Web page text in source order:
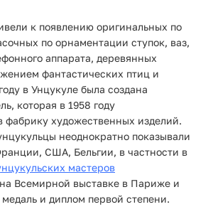
к появлению оригинальных по
по орнаментации ступок, ваз,
аппарата, деревянных
фантастических птиц и
в Унцукуле была создана
которая в 1958 году
фабрику художественных изделий.
неоднократно показывали
США, Бельгии, в частности в
мастеров
Всемирной выставке в Париже и
и диплом первой степени.